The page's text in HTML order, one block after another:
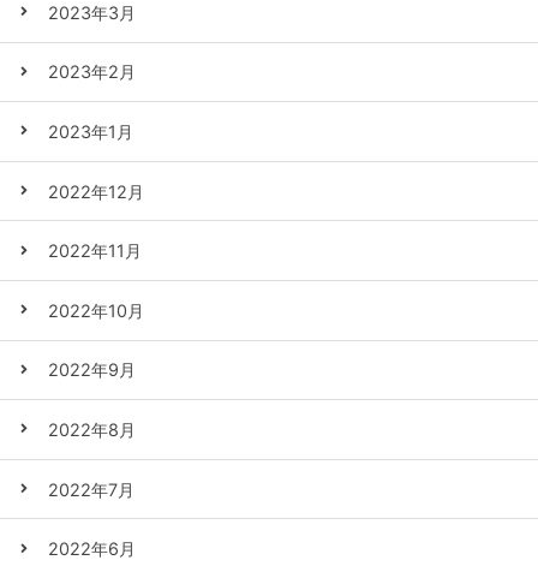
2023年3月
2023年2月
2023年1月
2022年12月
2022年11月
2022年10月
2022年9月
2022年8月
2022年7月
2022年6月